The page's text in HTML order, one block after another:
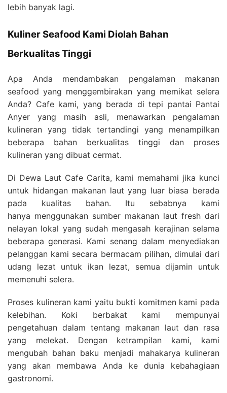
lebih banyak lagi.
Kuliner Seafood Kami Diolah Bahan
Berkualitas Tinggi
Apa Anda mendambakan pengalaman makanan
seafood yang menggembirakan yang memikat selera
Anda? Cafe kami, yang berada di tepi pantai Pantai
Anyer yang masih asli, menawarkan pengalaman
kulineran yang tidak tertandingi yang menampilkan
beberapa bahan berkualitas tinggi dan proses
kulineran yang dibuat cermat.
Di Dewa Laut Cafe Carita, kami memahami jika kunci
untuk hidangan makanan laut yang luar biasa berada
pada kualitas bahan. Itu sebabnya kami
hanya menggunakan sumber makanan laut fresh dari
nelayan lokal yang sudah mengasah kerajinan selama
beberapa generasi. Kami senang dalam menyediakan
pelanggan kami secara bermacam pilihan, dimulai dari
udang lezat untuk ikan lezat, semua dijamin untuk
memenuhi selera.
Proses kulineran kami yaitu bukti komitmen kami pada
kelebihan. Koki berbakat kami mempunyai
pengetahuan dalam tentang makanan laut dan rasa
yang melekat. Dengan ketrampilan kami, kami
mengubah bahan baku menjadi mahakarya kulineran
yang akan membawa Anda ke dunia kebahagiaan
gastronomi.